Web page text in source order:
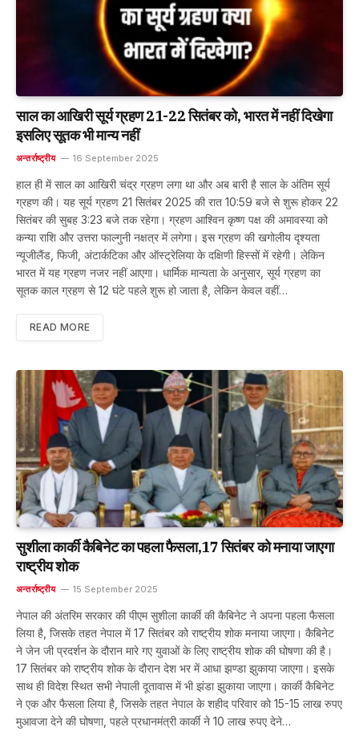
साल का आखिरी सूर्य ग्रहण 21-22 सितंबर को, भारत में नहीं दिखेगा
इसलिए सूतक भी मान्य नहीं
अन्तर्राष्ट्रीय 16 September 2025
हाल ही में साल का आखिरी चंद्र ग्रहण लगा था और अब बारी है साल के अंतिम सूर्य
ग्रहण की। यह सूर्य ग्रहण 21 सितंबर 2025 की रात 10:59 बजे से शुरू होकर 22
सितंबर की सुबह 3:23 बजे तक रहेगा। ग्रहण आश्विन कृष्ण पक्ष की अमावस्या को
कन्या राशि और उत्तरा फाल्गुनी नक्षत्र में लगेगा। इस ग्रहण की खगोलीय दृश्यता
न्यूजीलैंड, फिजी, अंटार्कटिका और ऑस्ट्रेलिया के दक्षिणी हिस्सों में रहेगी। लेकिन
भारत में यह ग्रहण नजर नहीं आएगा। धार्मिक मान्यता के अनुसार, सूर्य ग्रहण का
सूतक काल ग्रहण से 12 घंटे पहले शुरू हो जाता है, लेकिन केवल वहीं…
READ MORE
सुशीला कार्की कैबिनेट का पहला फैसला,17 सितंबर को मनाया जाएगा
राष्ट्रीय शोक
अन्तर्राष्ट्रीय 15 September 2025
नेपाल की अंतरिम सरकार की पीएम सुशीला कार्की की कैबिनेट ने अपना पहला फैसला
लिया है, जिसके तहत नेपाल में 17 सितंबर को राष्ट्रीय शोक मनाया जाएगा। कैबिनेट
ने जेन जी प्रदर्शन के दौरान मारे गए युवाओं के लिए राष्ट्रीय शोक की घोषणा की है।
17 सितंबर को राष्ट्रीय शोक के दौरान देश भर में आधा झण्डा झुकाया जाएगा। इसके
साथ ही विदेश स्थित सभी नेपाली दूतावास में भी झंडा झुकाया जाएगा। कार्की कैबिनेट
ने एक और फैसला लिया है, जिसके तहत नेपाल के शहीद परिवार को 15-15 लाख रुपए
मुआवजा देने की घोषणा, पहले प्रधानमंत्री कार्की ने 10 लाख रुपए देने…